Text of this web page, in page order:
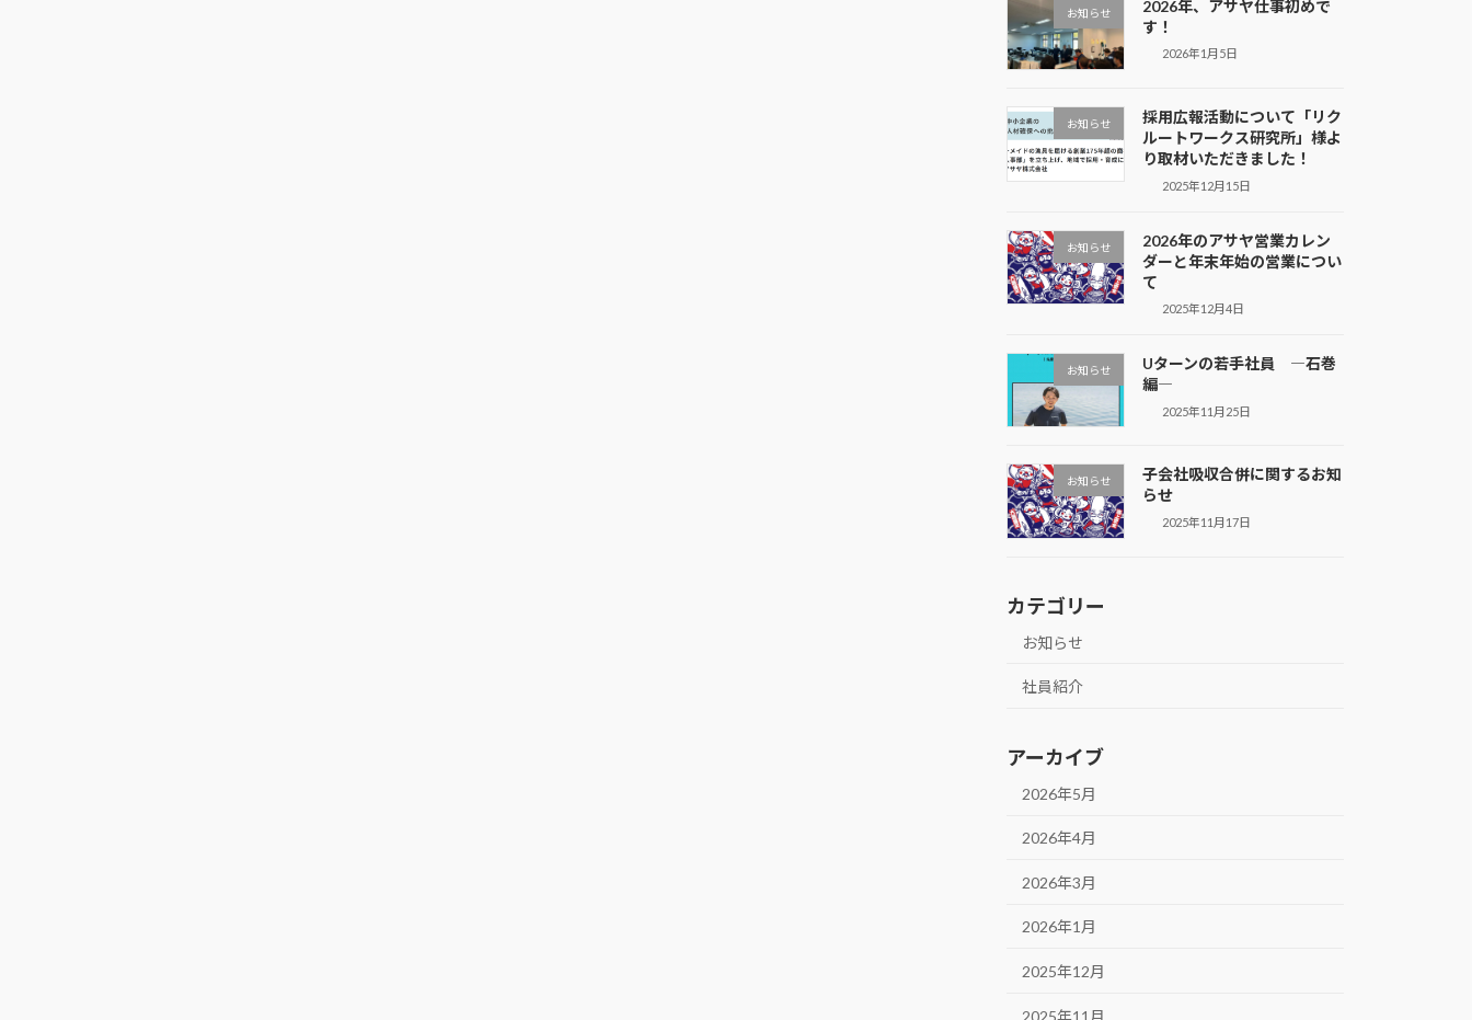
お知らせ
2026年、アサヤ仕事初めで
す！
2026年1月5日
お知らせ
採用広報活動について「リク
ルートワークス研究所」様よ
り取材いただきました！
2025年12月15日
お知らせ
2026年のアサヤ営業カレン
ダーと年末年始の営業につい
て
2025年12月4日
お知らせ
Uターンの若手社員 ―石巻
編―
2025年11月25日
お知らせ
子会社吸収合併に関するお知
らせ
2025年11月17日
カテゴリー
お知らせ
社員紹介
アーカイブ
2026年5月
2026年4月
2026年3月
2026年1月
2025年12月
2025年11月